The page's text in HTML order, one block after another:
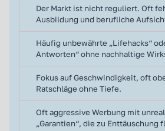
Der Markt ist nicht reguliert. Oft
Ausbildung und berufliche
Häufig unbewährte „Lifehacks“
Antworten“ ohne nachhaltige
Fokus auf Geschwindigkeit, oft
Ratschläge ohne Tiefe.
Oft aggressive Werbung mit
„Garantien“, die zu Enttäuschung